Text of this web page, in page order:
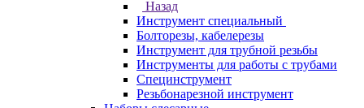
Назад
Инструмент специальный
Болторезы, кабелерезы
Инструмент для трубной резьбы
Инструменты для работы с трубами
Специнструмент
Резьбонарезной инструмент